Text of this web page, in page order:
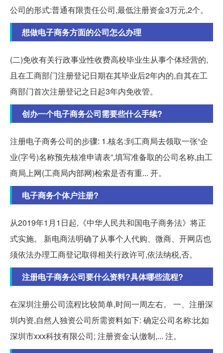
公司的形式:普通有限责任公司,最低注册资金3万元,2个。
想做电子商务方面的公司怎么办理
(二)免收有关行政事业性收费高校毕业生从事个体经营的,
且在工商部门注册登记日期在其毕业后2年内的,自其在工
商部门首次注册登记之日起3年内免收管。
创办一个电子商务公司需要些什么手续?
注册电子商务公司的步骤: 1.核名:到工商局去领取一张“企
业(字号)名称预先核准申请表”,填写准备取的公司名称,由工
商局上网(工商局内部网)检索是否有重... 开。
电子商务个体户注册?
从2019年1月1日起,《中华人民共和国电子商务法》将正
式实施。 新电商法明确了从事个人代购、微商、开网店也
须依法办理工商登记取得相关行政许可,依法纳税,否。
注册电子商务公司要什么资料?具体哪些流程?
在深圳注册公司流程比较简单,时间一周左右。 一、注册深
圳内资,自然人独资公司所需资料如下: 确定公司名称:比如
深圳市xxx科技有限公司; 注册资金:认缴制,... 注。